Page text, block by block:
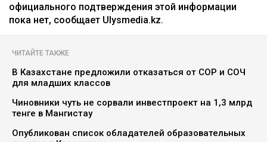
официального подтверждения этой информации
пока нет, сообщает Ulysmedia.kz.
ЧИТАЙТЕ ТАКЖЕ
В Казахстане предложили отказаться от СОР и СОЧ
для младших классов
Чиновники чуть не сорвали инвестпроект на 1,3 млрд
тенге в Мангистау
Опубликован список обладателей образовательных